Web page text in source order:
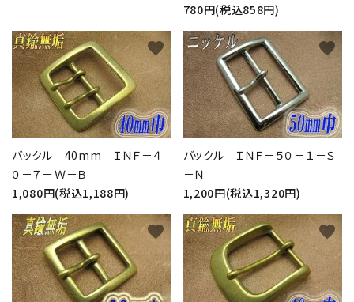
780円(税込858円)
バックル 40mm ＩＮＦ－４
０－７－Ｗ－Ｂ
1,080円(税込1,188円)
favorite
バックル ＩＮＦ－５０－１－Ｓ
－Ｎ
1,200円(税込1,320円)
favorite
favorite favorite